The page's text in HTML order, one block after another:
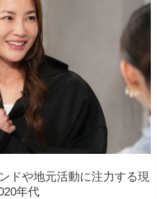
ドや地元活動に注力する現
年代